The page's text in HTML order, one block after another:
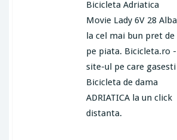
Bicicleta Adriatica
Movie Lady 6V 28 Alba
la cel mai bun pret de
pe piata. Bicicleta.ro -
site-ul pe care gasesti
Bicicleta de dama
ADRIATICA la un click
distanta.